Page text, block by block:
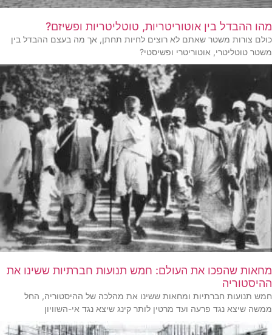
מהו ההבדל בין אוטוריטריות, טוטליטריות ופשיזם?
כולם צורות משטר שאתם לא רוצים לחיות תחתן, אך מה בעצם ההבדל בין
משטר טוטליטרי, אוטוריטרי ופשיסטי?
מחאות שהפכו את העולם: חמש תנועות חברתיות ששינו את
ההיסטוריה
חמש תנועות חברתיות ומחאות ששינו את מהלכה של ההיסטוריה, החל
ממשה שיצא נגד פרעה ועד מרטין לותר קינג שיצא נגד אי-השוויון